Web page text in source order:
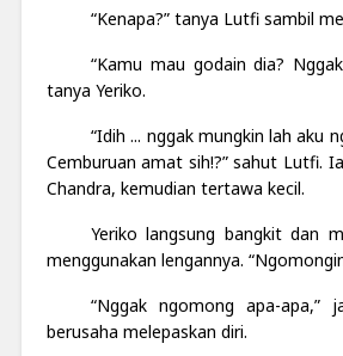
“Kenapa?” tanya Lutfi sambil
“Kamu mau godain dia?
tanya Yeriko.
“Idih ... nggak mungkin lah aku
Cemburuan amat sih!?” sahut Lutfi.
Chandra, kemudian tertawa kecil.
Yeriko langsung bangkit dan
menggunakan lengannya.
“Nggak ngomong apa-apa,”
berusaha melepaskan diri.